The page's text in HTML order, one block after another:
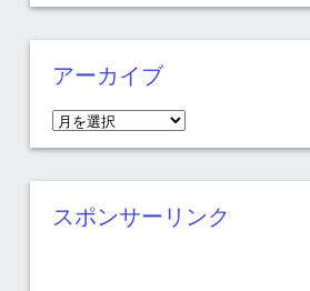
アーカイブ
ア
ー
カ
イ
スポンサーリンク